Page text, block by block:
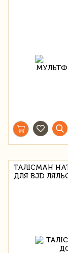
ТАЛІСМАН
ДЛЯ BJD